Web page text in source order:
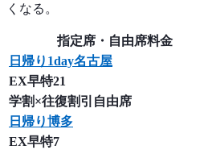
くなる。
指定席・自由席料金
日帰り1day名古屋
EX早特21
学割×往復割引自由席
日帰り博多
EX早特7